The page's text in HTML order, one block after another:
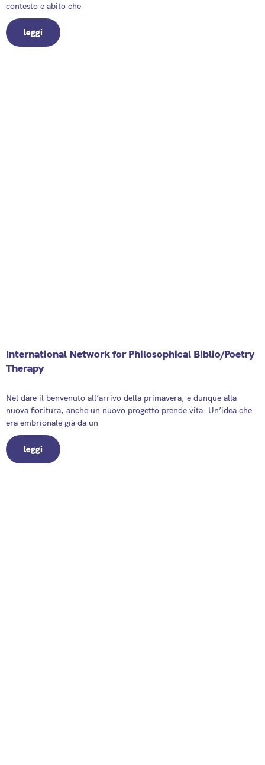
contesto e abito che
leggi
International Network for Philosophical Biblio/Poetry
Therapy
Nel dare il benvenuto all’arrivo della primavera, e dunque alla
nuova fioritura, anche un nuovo progetto prende vita. Un’idea che
era embrionale già da un
leggi